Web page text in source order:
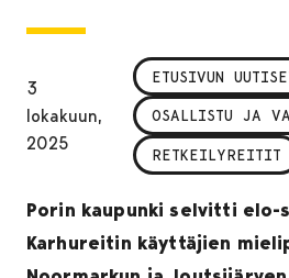
3
lokakuun,
2025
ETUSIVUN
OSALLISTU JA
RETKEILYREITIT
Porin kaupunki selvitti elo-
Karhureitin käyttäjien